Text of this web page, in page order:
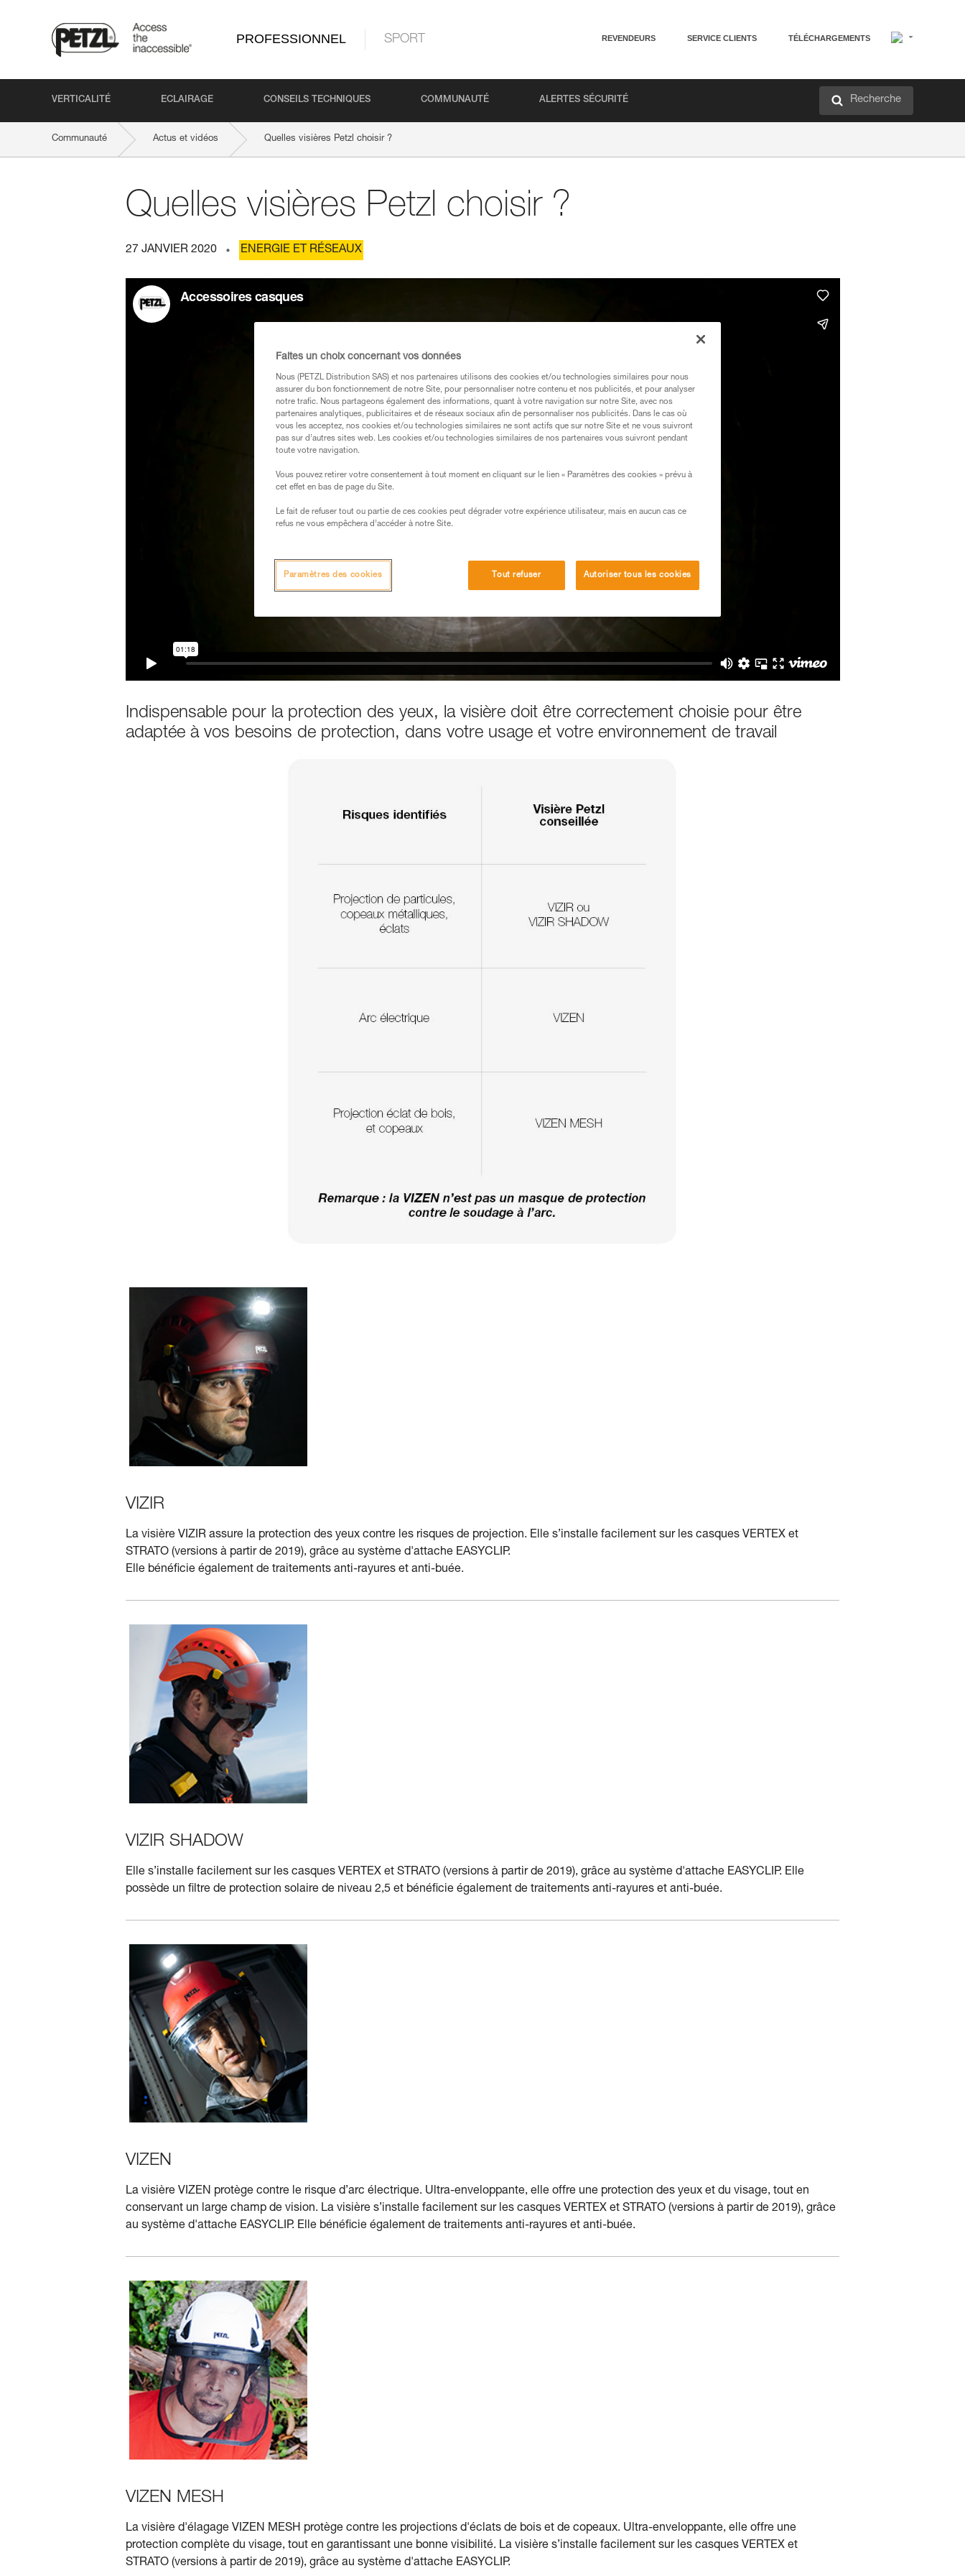
PROFESSIONNEL SPORT REVENDEURS SERVICE CLIENTS TÉLÉCHARGEMENTS
VERTICALITÉ ECLAIRAGE CONSEILS TECHNIQUES COMMUNAUTÉ ALERTES SÉCURITÉ Recherche
Communauté Actus et vidéos Quelles visières Petzl choisir ?
Quelles visières Petzl choisir ?
27 JANVIER 2020 ENERGIE ET RÉSEAUX
Indispensable pour la protection des yeux, la visière doit être correctement choisie pour être
adaptée à vos besoins de protection, dans votre usage et votre environnement de travail
VIZIR
La visière VIZIR assure la protection des yeux contre les risques de projection. Elle s’installe facilement sur les casques VERTEX et
STRATO (versions à partir de 2019), grâce au système d'attache EASYCLIP.
Elle bénéﬁcie également de traitements anti-rayures et anti-buée.
VIZIR SHADOW
Elle s’installe facilement sur les casques VERTEX et STRATO (versions à partir de 2019), grâce au système d'attache EASYCLIP. Elle
possède un ﬁltre de protection solaire de niveau 2,5 et bénéﬁcie également de traitements anti-rayures et anti-buée.
VIZEN
La visière VIZEN protège contre le risque d’arc électrique. Ultra-enveloppante, elle offre une protection des yeux et du visage, tout en
conservant un large champ de vision. La visière s’installe facilement sur les casques VERTEX et STRATO (versions à partir de 2019), grâce
au système d'attache EASYCLIP. Elle bénéﬁcie également de traitements anti-rayures et anti-buée.
VIZEN MESH
La visière d'élagage VIZEN MESH protège contre les projections d'éclats de bois et de copeaux. Ultra-enveloppante, elle offre une
protection complète du visage, tout en garantissant une bonne visibilité. La visière s’installe facilement sur les casques VERTEX et
STRATO (versions à partir de 2019), grâce au système d'attache EASYCLIP.
Faites un choix concernant vos données
Nous (PETZL Distribution SAS) et nos partenaires utilisons des cookies et/ou technologies similaires pour nous
assurer du bon fonctionnement de notre Site, pour personnaliser notre contenu et nos publicités, et pour analyser
notre trafic. Nous partageons également des informations, quant à votre navigation sur notre Site, avec nos
partenaires analytiques, publicitaires et de réseaux sociaux afin de personnaliser nos publicités. Dans le cas où
vous les acceptez, nos cookies et/ou technologies similaires ne sont actifs que sur notre Site et ne vous suivront
pas sur d’autres sites web. Les cookies et/ou technologies similaires de nos partenaires vous suivront pendant
toute votre navigation.
Vous pouvez retirer votre consentement à tout moment en cliquant sur le lien « Paramètres des cookies » prévu à
cet effet en bas de page du Site.
Le fait de refuser tout ou partie de ces cookies peut dégrader votre expérience utilisateur, mais en aucun cas ce
refus ne vous empêchera d’accéder à notre Site.
Tout refuser Autoriser tous les cookies
Paramètres des cookies